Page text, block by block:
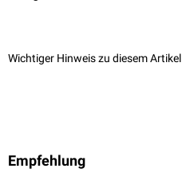
Wichtiger Hinweis zu diesem Artikel
Empfehlung